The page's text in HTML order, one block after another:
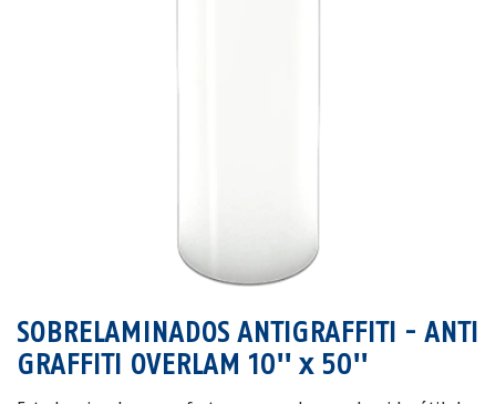
SOBRELAMINADOS ANTIGRAFFITI - ANTI
GRAFFITI OVERLAM 10'' x 50''